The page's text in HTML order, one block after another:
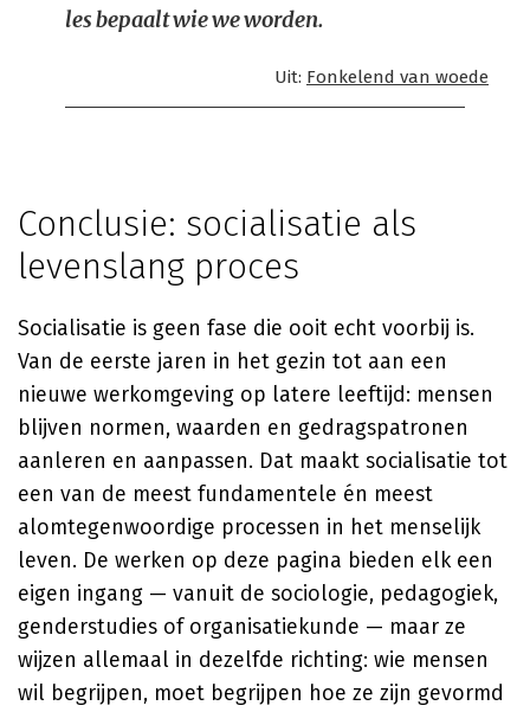
les bepaalt wie we worden.
Uit: Fonkelend van woede
Conclusie: socialisatie als
levenslang proces
Socialisatie is geen fase die ooit echt voorbij is.
Van de eerste jaren in het gezin tot aan een
nieuwe werkomgeving op latere leeftijd: mensen
blijven normen, waarden en gedragspatronen
aanleren en aanpassen. Dat maakt socialisatie tot
een van de meest fundamentele én meest
alomtegenwoordige processen in het menselijk
leven. De werken op deze pagina bieden elk een
eigen ingang — vanuit de sociologie, pedagogiek,
genderstudies of organisatiekunde — maar ze
wijzen allemaal in dezelfde richting: wie mensen
wil begrijpen, moet begrijpen hoe ze zijn gevormd